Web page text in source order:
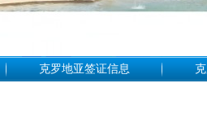
克罗地亚签证信息